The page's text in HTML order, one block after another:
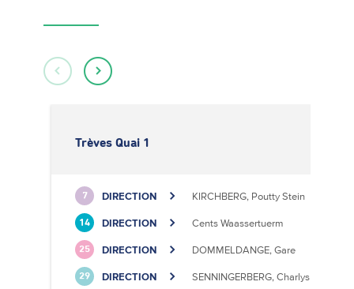
Trèves Quai 1
7 DIRECTION KIRCHBERG, Poutty Stein
14 DIRECTION Cents Waassertuerm
25 DIRECTION DOMMELDANGE, Gare
29 DIRECTION SENNINGERBERG, Charlys Statioun